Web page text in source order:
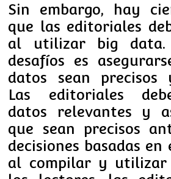
Sin embargo, hay
que las editoriales
al utilizar big
desafíos es
datos sean precisos
Las editoriales
datos relevantes y
que sean precisos
decisiones basadas en
al compilar y utilizar